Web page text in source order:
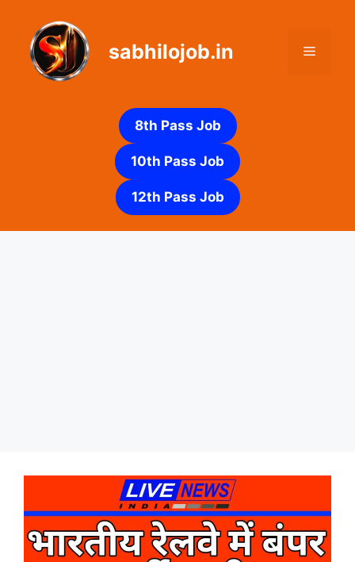
content
sabhilojob.in Menu
8th Pass Job
10th Pass Job
12th Pass Job